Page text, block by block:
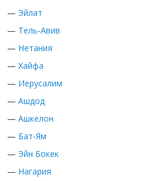
— Эйлат
— Тель-Авив
— Нетания
— Хайфа
— Иерусалим
— Ашдод
— Ашкелон
— Бат-Ям
— Эйн Бокек
— Нагария